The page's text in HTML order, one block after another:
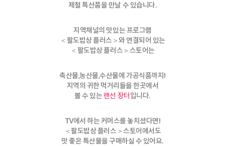
제철 특산품을 만날 수 있습니다.
지역채널의 맛있는 프로그램
＜팔도밥상 플러스＞와 연결되어 있는
＜팔도밥상 플러스＞스토어는
축산물,농산물,수산물에 가공식품까지!
지역의 귀한 먹거리들을 한곳에서
볼 수 있는랜선 장터 입니다.
TV에서 하는 커머스를 놓치셨다면!
＜팔도밥상 플러스＞스토어에서도
맛 좋은 특산물을 구매하실 수 있어요.